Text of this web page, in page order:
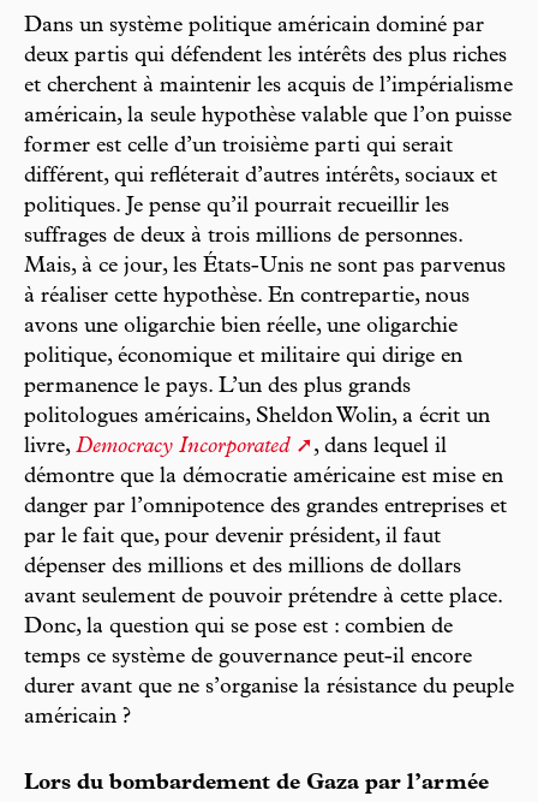
Dans un système politique américain dominé par
deux partis qui défendent les intérêts des plus riches
et cherchent à maintenir les acquis de l’impérialisme
américain, la seule hypothèse valable que l’on puisse
former est celle d’un troisième parti qui serait
différent, qui refléterait d’autres intérêts, sociaux et
politiques. Je pense qu’il pourrait recueillir les
suffrages de deux à trois millions de personnes.
Mais, à ce jour, les États-Unis ne sont pas parvenus
à réaliser cette hypothèse. En contrepartie, nous
avons une oligarchie bien réelle, une oligarchie
politique, économique et militaire qui dirige en
permanence le pays. L’un des plus grands
politologues américains, Sheldon Wolin, a écrit un
livre, Democracy Incorporated
, dans lequel il
démontre que la démocratie américaine est mise en
danger par l’omnipotence des grandes entreprises et
par le fait que, pour devenir président, il faut
dépenser des millions et des millions de dollars
avant seulement de pouvoir prétendre à cette place.
Donc, la question qui se pose est : combien de
temps ce système de gouvernance peut-il encore
durer avant que ne s’organise la résistance du peuple
américain ?
Lors du bombardement de Gaza par l’armée